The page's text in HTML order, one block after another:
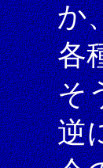
か
各
そ
逆